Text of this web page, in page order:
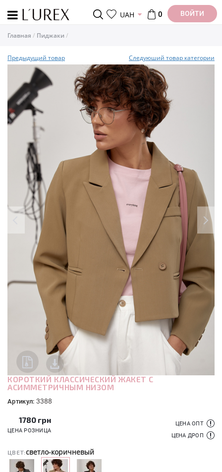
UAH 0 ВОЙТИ
Главная Пиджаки
Предыдущий товар Следуюший товар категории
КОРОТКИЙ КЛАССИЧЕСКИЙ ЖАКЕТ С
АСИММЕТРИЧНЫМ НИЗОМ
Артикул: 3388
1780 грн
ЦЕНА РОЗНИЦА
ЦЕНА ОПТ
ЦЕНА ДРОП
ЦВЕТ:светло-коричневый